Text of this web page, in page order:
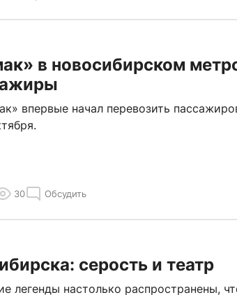
в новосибирском
впервые начал перевозить
30 Обсудить
серость и театр
легенды настолько распространены,